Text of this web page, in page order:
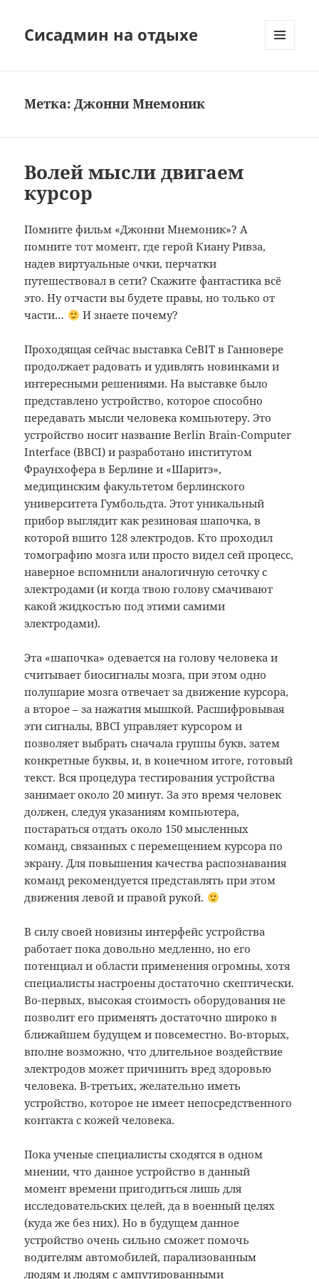
Сисадмин на отдыхе
Метка:Джонни Мнемоник
Волей мысли двигаем
курсор
Помните фильм «Джонни Мнемоник»? А
помните тот момент, где герой Киану Ривза,
надев виртуальные очки, перчатки
путешествовал в сети? Скажите фантастика всё
это. Ну отчасти вы будете правы, но только от
части…
И знаете почему?
Проходящая сейчас выставка CeBIT в Ганновере
продолжает радовать и удивлять новинками и
интересными решениями. На выставке было
представлено устройство, которое способно
передавать мысли человека компьютеру. Это
устройство носит название Berlin Brain-Computer
Interface (BBCI) и разработано институтом
Фраунхофера в Берлине и «Шаритэ»,
медицинским факультетом берлинского
университета Гумбольдта. Этот уникальный
прибор выглядит как резиновая шапочка, в
которой вшито 128 электродов. Кто проходил
томографию мозга или просто видел сей процесс,
наверное вспомнили аналогичную сеточку с
электродами (и когда твою голову смачивают
какой жидкостью под этими самими
электродами).
Эта «шапочка» одевается на голову человека и
считывает биосигналы мозга, при этом одно
полушарие мозга отвечает за движение курсора,
а второе – за нажатия мышкой. Расшифровывая
эти сигналы, BBCI управляет курсором и
позволяет выбрать сначала группы букв, затем
конкретные буквы, и, в конечном итоге, готовый
текст. Вся процедура тестирования устройства
занимает около 20 минут. За это время человек
должен, следуя указаниям компьютера,
постараться отдать около 150 мысленных
команд, связанных с перемещением курсора по
экрану. Для повышения качества распознавания
команд рекомендуется представлять при этом
движения левой и правой рукой.
В силу своей новизны интерфейс устройства
работает пока довольно медленно, но его
потенциал и области применения огромны, хотя
специалисты настроены достаточно скептически.
Во-первых, высокая стоимость оборудования не
позволит его применять достаточно широко в
ближайшем будущем и повсеместно. Во-вторых,
вполне возможно, что длительное воздействие
электродов может причинить вред здоровью
человека. В-третьих, желательно иметь
устройство, которое не имеет непосредственного
контакта с кожей человека.
Пока ученые специалисты сходятся в одном
мнении, что данное устройство в данный
момент времени пригодиться лишь для
исследовательских целей, да в военный целях
(куда же без них). Но в будущем данное
устройство очень сильно сможет помочь
водителям автомобилей, парализованным
людям и людям с ампутированными